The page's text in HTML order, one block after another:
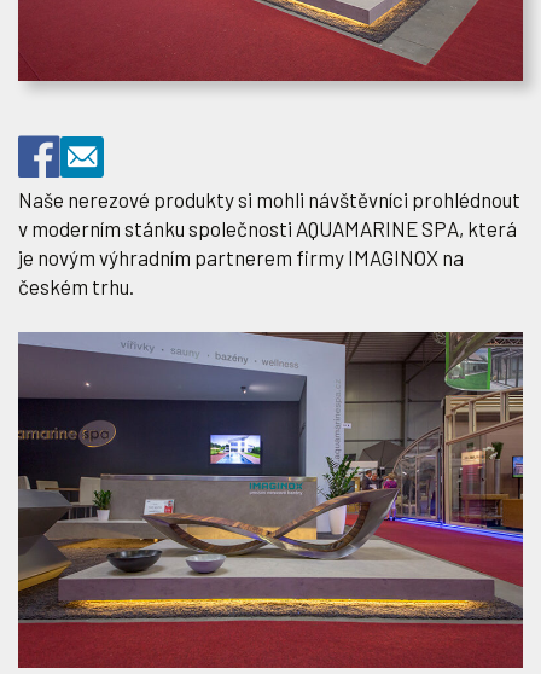
Naše nerezové produkty si mohli návštěvníci prohlédnout
v moderním stánku společnosti AQUAMARINE SPA, která
je novým výhradním partnerem firmy IMAGINOX na
českém trhu.